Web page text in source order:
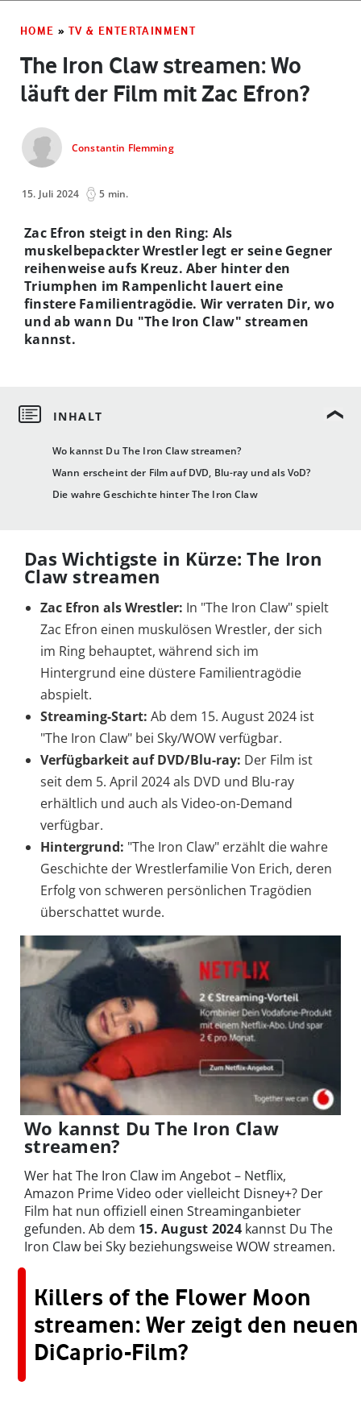
HOME » TV & ENTERTAINMENT
The Iron Claw streamen: Wo
läuft der Film mit Zac Efron?
Constantin Flemming
15. Juli 2024 5 min.
Wo kannst Du The Iron Claw streamen?
Wann erscheint der Film auf DVD, Blu-ray und als VoD?
Die wahre Geschichte hinter The Iron Claw
Zac Efron steigt in den Ring: Als
muskelbepackter Wrestler legt er seine Gegner
reihenweise aufs Kreuz. Aber hinter den
Triumphen im Rampenlicht lauert eine
finstere Familientragödie. Wir verraten Dir, wo
und ab wann Du "The Iron Claw" streamen
kannst.
Das Wichtigste in Kürze: The Iron
Claw streamen
Zac Efron als Wrestler: In "The Iron Claw" spielt
Zac Efron einen muskulösen Wrestler, der sich
im Ring behauptet, während sich im
Hintergrund eine düstere Familientragödie
abspielt.
Streaming-Start: Ab dem 15. August 2024 ist
"The Iron Claw" bei Sky/WOW verfügbar.
Verfügbarkeit auf DVD/Blu-ray: Der Film ist
seit dem 5. April 2024 als DVD und Blu-ray
erhältlich und auch als Video-on-Demand
verfügbar.
Hintergrund: "The Iron Claw" erzählt die wahre
Geschichte der Wrestlerfamilie Von Erich, deren
Erfolg von schweren persönlichen Tragödien
überschattet wurde.
Wo kannst Du The Iron Claw
streamen?
Wer hat The Iron Claw im Angebot – Netflix,
Amazon Prime Video oder vielleicht Disney+? Der
Film hat nun offiziell einen Streaminganbieter
gefunden. Ab dem 15. August 2024kannst Du The
Iron Claw bei Sky beziehungsweise WOW streamen.
Killers of the Flower Moon
streamen: Wer zeigt den neuen
DiCaprio-Film?